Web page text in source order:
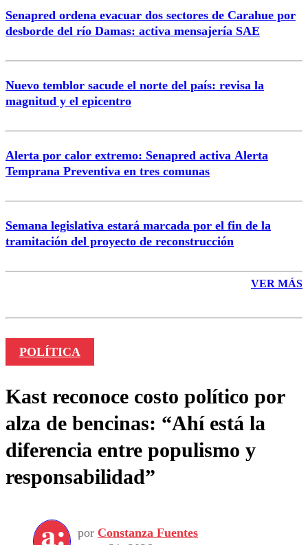
Correo
Senapred ordena evacuar dos sectores de Carahue por
desborde del río Damas: activa mensajería SAE
Nuevo temblor sacude el norte del país: revisa la
magnitud y el epicentro
Alerta por calor extremo: Senapred activa Alerta
Temprana Preventiva en tres comunas
Semana legislativa estará marcada por el fin de la
tramitación del proyecto de reconstrucción
VER MÁS
POLÍTICA
Kast reconoce costo político por
alza de bencinas: “Ahí está la
diferencia entre populismo y
responsabilidad”
por Constanza Fuentes